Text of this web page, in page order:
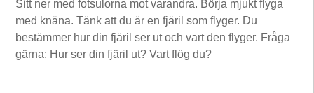
Sitt ner med fotsulorna mot varandra. Börja mjukt flyga
med knäna. Tänk att du är en fjäril som flyger. Du
bestämmer hur din fjäril ser ut och vart den flyger. Fråga
gärna: Hur ser din fjäril ut? Vart flög du?